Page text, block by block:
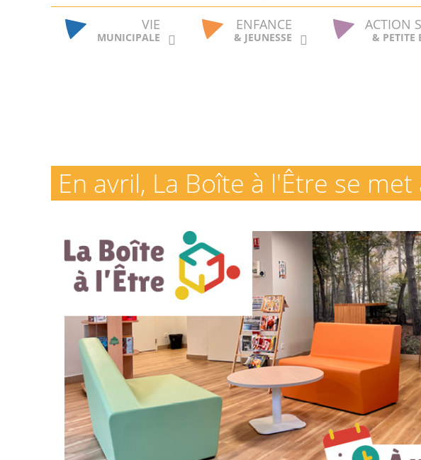
VIE
MUNICIPALE
ENFANCE
& JEUNESSE
ACTION
& PETITE
En avril, La Boîte à l'Être se